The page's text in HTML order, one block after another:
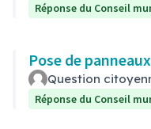
Réponse du Conseil
Pose de
Question
Réponse du Conseil